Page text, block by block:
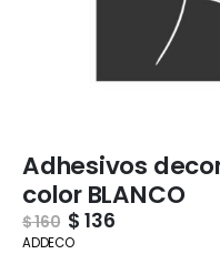
Adhesivos
color BLANCO
$160 $ 136
ADDECO